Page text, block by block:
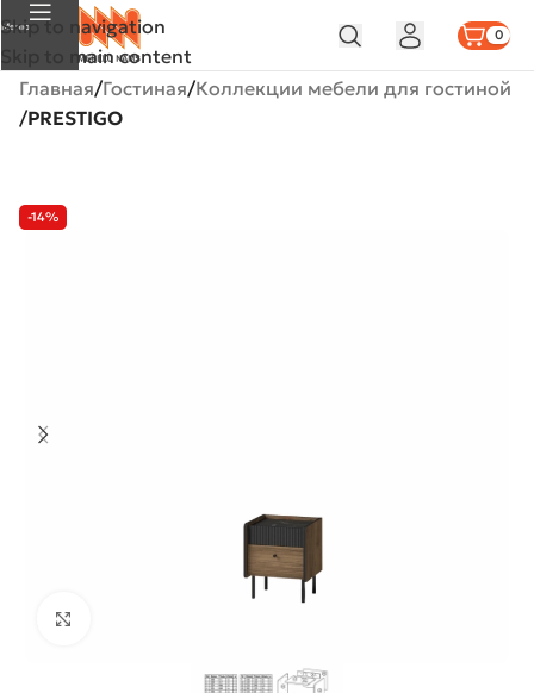
Skip to navigation
Skip to main content
Меню 0
Главная Гостиная Коллекции мебели для гостиной
PRESTIGO
-14%